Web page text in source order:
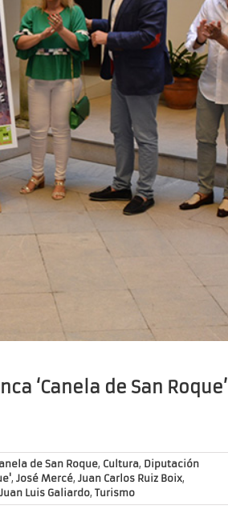
‘Canela de San Roque’
de San Roque, Cultura, Diputación
, José Mercé, Juan Carlos Ruiz Boix,
Luis Galiardo, Turismo